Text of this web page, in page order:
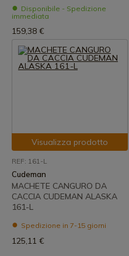
Disponibile - Spedizione
immediata
159,38 €
Visualizza prodotto
REF: 161-L
Cudeman
MACHETE CANGURO DA
CACCIA CUDEMAN ALASKA
161-L
Spedizione in 7-15 giorni
125,11 €